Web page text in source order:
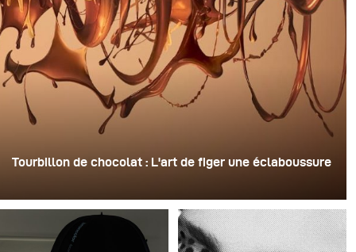
Tourbillon de chocolat : L'art de figer une éclaboussure
à champagne jetables en plastique bon marché. Il en a
retiré les pieds, percé un trou au centre de chacune